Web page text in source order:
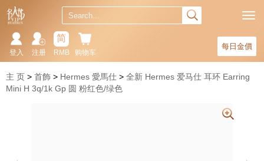
每日金價
购物车
简
RMB
注册
登入
主 页 首飾 Hermes 愛馬仕
全新 Hermes 爱马仕 耳环 Earring
Mini H 3q/1k Gp 圆 粉红色/绿色